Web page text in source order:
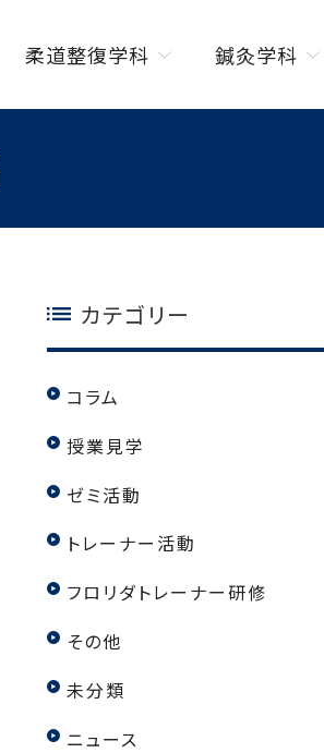
柔道整復学科 鍼灸学科
カテゴリー
コラム
授業見学
ゼミ活動
トレーナー活動
フロリダトレーナー研修
その他
未分類
ニュース